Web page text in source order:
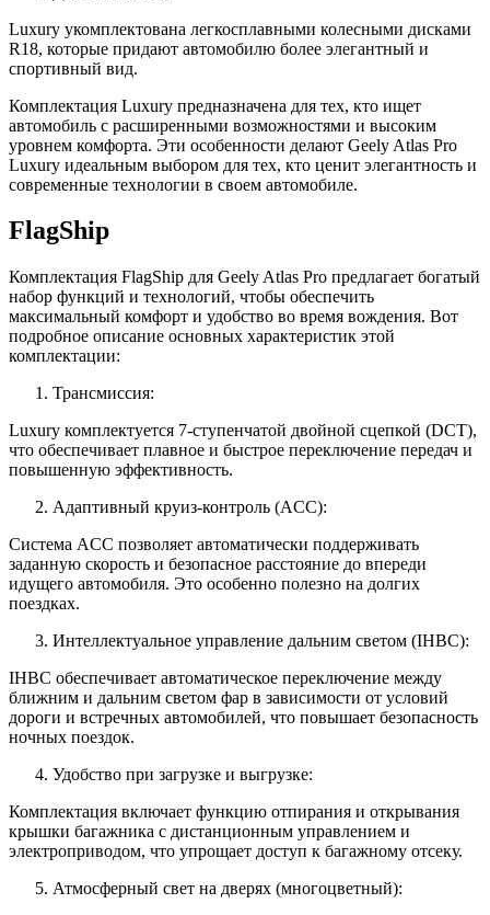
Luxury укомплектована легкосплавными колесными дисками
R18, которые придают автомобилю более элегантный и
спортивный вид.
Комплектация Luxury предназначена для тех, кто ищет
автомобиль с расширенными возможностями и высоким
уровнем комфорта. Эти особенности делают Geely Atlas Pro
Luxury идеальным выбором для тех, кто ценит элегантность и
современные технологии в своем автомобиле.
FlagShip
Комплектация FlagShip для Geely Atlas Pro предлагает богатый
набор функций и технологий, чтобы обеспечить
максимальный комфорт и удобство во время вождения. Вот
подробное описание основных характеристик этой
комплектации:
Трансмиссия:
Luxury комплектуется 7-ступенчатой двойной сцепкой (DCT),
что обеспечивает плавное и быстрое переключение передач и
повышенную эффективность.
Адаптивный круиз-контроль (ACC):
Система ACC позволяет автоматически поддерживать
заданную скорость и безопасное расстояние до впереди
идущего автомобиля. Это особенно полезно на долгих
поездках.
Интеллектуальное управление дальним светом (IHBC):
IHBC обеспечивает автоматическое переключение между
ближним и дальним светом фар в зависимости от условий
дороги и встречных автомобилей, что повышает безопасность
ночных поездок.
Удобство при загрузке и выгрузке:
Комплектация включает функцию отпирания и открывания
крышки багажника с дистанционным управлением и
электроприводом, что упрощает доступ к багажному отсеку.
Атмосферный свет на дверях (многоцветный):